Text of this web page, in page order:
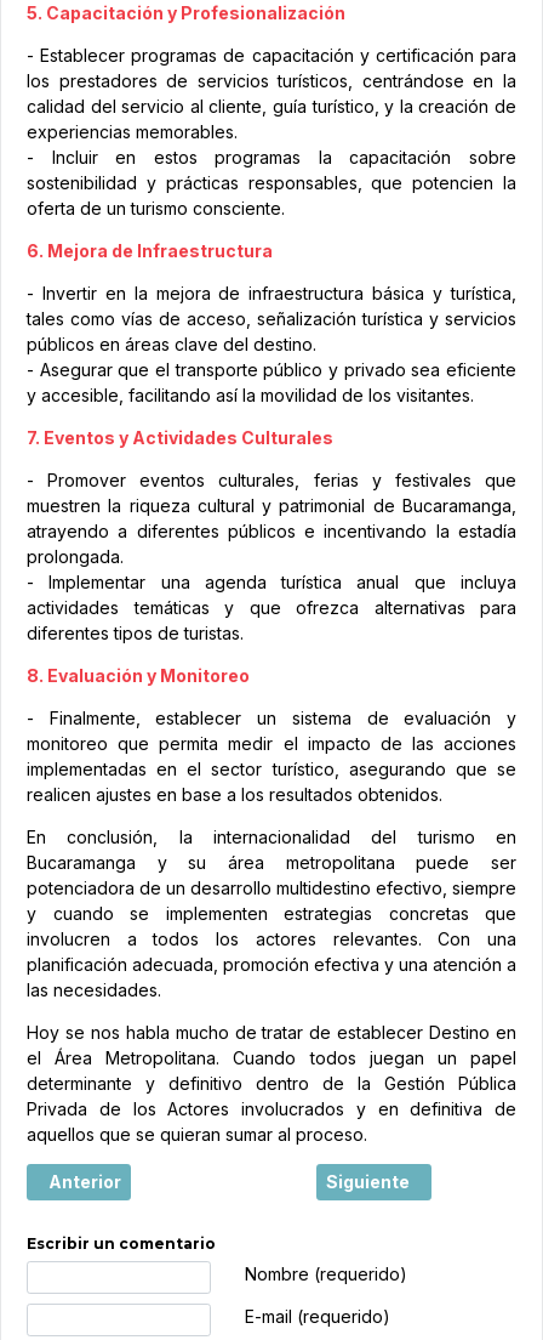
5. Capacitación y Profesionalización
- Establecer programas de capacitación y certificación para
los prestadores de servicios turísticos, centrándose en la
calidad del servicio al cliente, guía turístico, y la creación de
experiencias memorables.
- Incluir en estos programas la capacitación sobre
sostenibilidad y prácticas responsables, que potencien la
oferta de un turismo consciente.
6. Mejora de Infraestructura
- Invertir en la mejora de infraestructura básica y turística,
tales como vías de acceso, señalización turística y servicios
públicos en áreas clave del destino.
- Asegurar que el transporte público y privado sea eficiente
y accesible, facilitando así la movilidad de los visitantes.
7. Eventos y Actividades Culturales
- Promover eventos culturales, ferias y festivales que
muestren la riqueza cultural y patrimonial de Bucaramanga,
atrayendo a diferentes públicos e incentivando la estadía
prolongada.
- Implementar una agenda turística anual que incluya
actividades temáticas y que ofrezca alternativas para
diferentes tipos de turistas.
8. Evaluación y Monitoreo
- Finalmente, establecer un sistema de evaluación y
monitoreo que permita medir el impacto de las acciones
implementadas en el sector turístico, asegurando que se
realicen ajustes en base a los resultados obtenidos.
En conclusión, la internacionalidad del turismo en
Bucaramanga y su área metropolitana puede ser
potenciadora de un desarrollo multidestino efectivo, siempre
y cuando se implementen estrategias concretas que
involucren a todos los actores relevantes. Con una
planificación adecuada, promoción efectiva y una atención a
las necesidades.
Hoy se nos habla mucho de tratar de establecer Destino en
el Área Metropolitana. Cuando todos juegan un papel
determinante y definitivo dentro de la Gestión Pública
Privada de los Actores involucrados y en definitiva de
aquellos que se quieran sumar al proceso.
Artículo anterior: Colombia, líder como destino de eventos
Anterior Artículo siguiente:
Siguiente
Escribir un comentario
Nombre (requerido)
E-mail (requerido)